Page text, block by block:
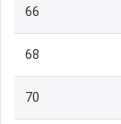
66
68
70